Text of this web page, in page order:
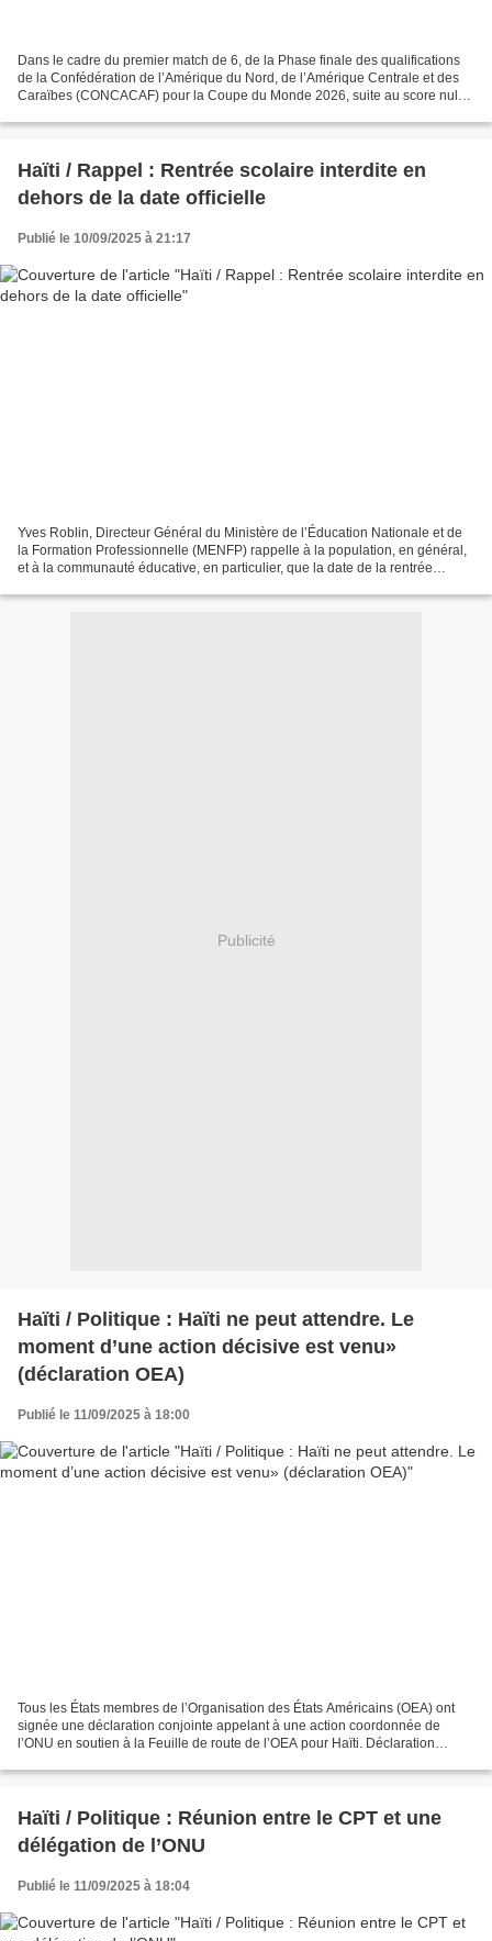
Dans le cadre du premier match de 6, de la Phase finale des qualifications
de la Confédération de l’Amérique du Nord, de l’Amérique Centrale et des
Caraïbes (CONCACAF) pour la Coupe du Monde 2026, suite au score nul
Haïti / Rappel : Rentrée scolaire interdite en
dehors de la date officielle
Publié le 10/09/2025 à 21:17
Yves Roblin, Directeur Général du Ministère de l’Éducation Nationale et de
la Formation Professionnelle (MENFP) rappelle à la population, en général,
et à la communauté éducative, en particulier, que la date de la rentrée
Publicité
Haïti / Politique : Haïti ne peut attendre. Le
moment d’une action décisive est venu»
(déclaration OEA)
Publié le 11/09/2025 à 18:00
Tous les États membres de l’Organisation des États Américains (OEA) ont
signée une déclaration conjointe appelant à une action coordonnée de
l’ONU en soutien à la Feuille de route de l’OEA pour Haïti. Déclaration
Haïti / Politique : Réunion entre le CPT et une
délégation de l’ONU
Publié le 11/09/2025 à 18:04